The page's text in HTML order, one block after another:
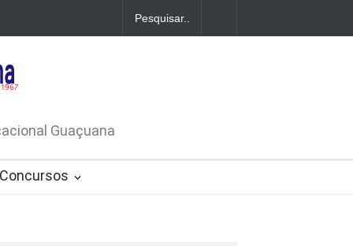
Nº
Guaçuana
Concursos